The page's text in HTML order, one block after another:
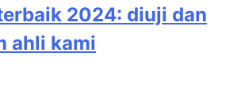
2024: diuji dan
ahli kami